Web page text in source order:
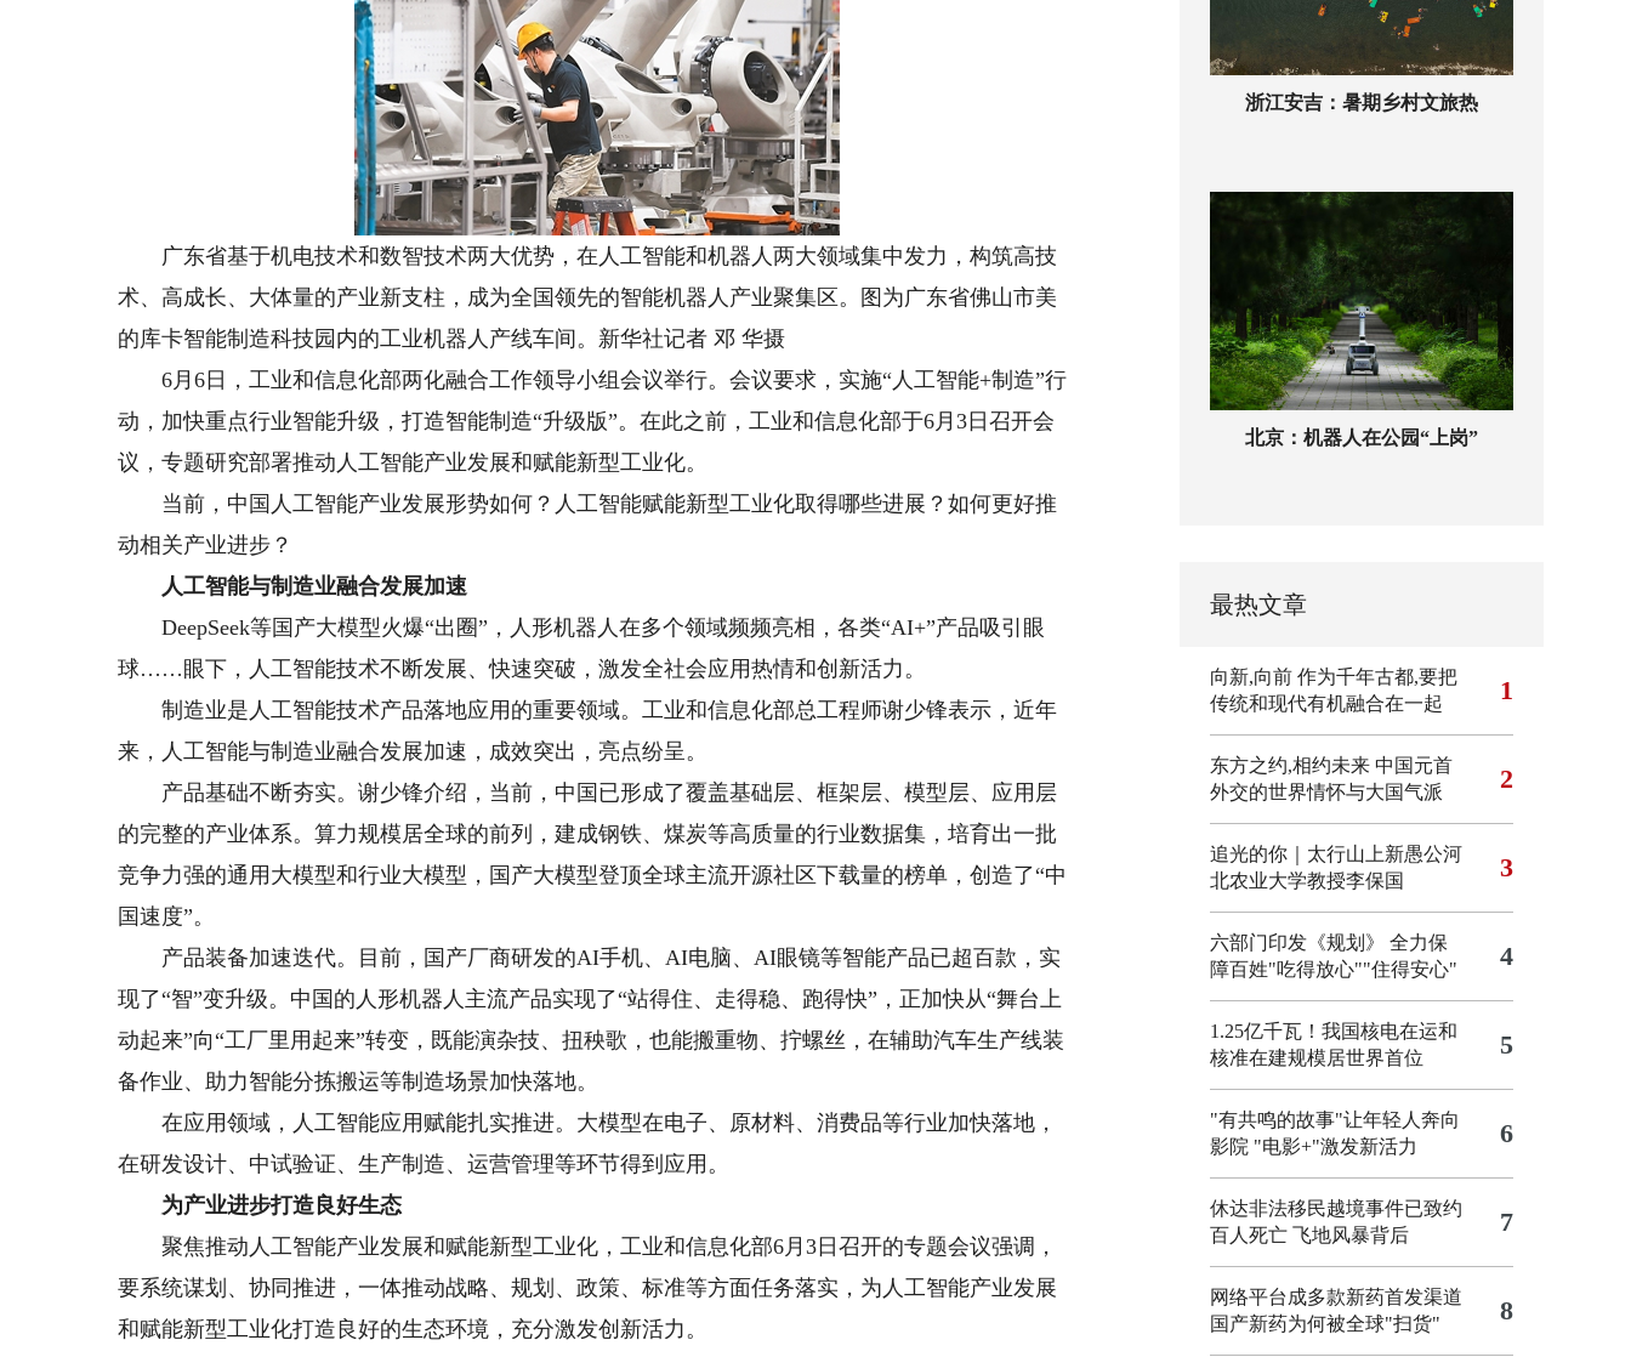
广东省基于机电技术和数智技术两大优势，在人工智能和机器人两大领域集中发力，构筑高技
术、高成长、大体量的产业新支柱，成为全国领先的智能机器人产业聚集区。图为广东省佛山市美
的库卡智能制造科技园内的工业机器人产线车间。新华社记者 邓 华摄
6月6日，工业和信息化部两化融合工作领导小组会议举行。会议要求，实施“人工智能+制造”行
动，加快重点行业智能升级，打造智能制造“升级版”。在此之前，工业和信息化部于6月3日召开会
议，专题研究部署推动人工智能产业发展和赋能新型工业化。
当前，中国人工智能产业发展形势如何？人工智能赋能新型工业化取得哪些进展？如何更好推
动相关产业进步？
人工智能与制造业融合发展加速
DeepSeek等国产大模型火爆“出圈”，人形机器人在多个领域频频亮相，各类“AI+”产品吸引眼
球……眼下，人工智能技术不断发展、快速突破，激发全社会应用热情和创新活力。
制造业是人工智能技术产品落地应用的重要领域。工业和信息化部总工程师谢少锋表示，近年
来，人工智能与制造业融合发展加速，成效突出，亮点纷呈。
产品基础不断夯实。谢少锋介绍，当前，中国已形成了覆盖基础层、框架层、模型层、应用层
的完整的产业体系。算力规模居全球的前列，建成钢铁、煤炭等高质量的行业数据集，培育出一批
竞争力强的通用大模型和行业大模型，国产大模型登顶全球主流开源社区下载量的榜单，创造了“中
国速度”。
产品装备加速迭代。目前，国产厂商研发的AI手机、AI电脑、AI眼镜等智能产品已超百款，实
现了“智”变升级。中国的人形机器人主流产品实现了“站得住、走得稳、跑得快”，正加快从“舞台上
动起来”向“工厂里用起来”转变，既能演杂技、扭秧歌，也能搬重物、拧螺丝，在辅助汽车生产线装
备作业、助力智能分拣搬运等制造场景加快落地。
在应用领域，人工智能应用赋能扎实推进。大模型在电子、原材料、消费品等行业加快落地，
在研发设计、中试验证、生产制造、运营管理等环节得到应用。
为产业进步打造良好生态
聚焦推动人工智能产业发展和赋能新型工业化，工业和信息化部6月3日召开的专题会议强调，
要系统谋划、协同推进，一体推动战略、规划、政策、标准等方面任务落实，为人工智能产业发展
和赋能新型工业化打造良好的生态环境，充分激发创新活力。
浙江安吉：暑期乡村文旅热
北京：机器人在公园“上岗”
最热文章
向新,向前 作为千年古都,要把
传统和现代有机融合在一起
1
东方之约,相约未来 中国元首
外交的世界情怀与大国气派
2
追光的你｜太行山上新愚公河
北农业大学教授李保国
3
六部门印发《规划》 全力保
障百姓"吃得放心""住得安心"
4
1.25亿千瓦！我国核电在运和
核准在建规模居世界首位
5
"有共鸣的故事"让年轻人奔向
影院 "电影+"激发新活力 6
休达非法移民越境事件已致约
百人死亡 飞地风暴背后 7
网络平台成多款新药首发渠道
国产新药为何被全球"扫货"
8